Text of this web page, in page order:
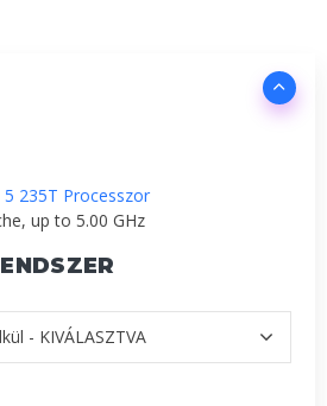
235T Processzor
up to 5.00 GHz